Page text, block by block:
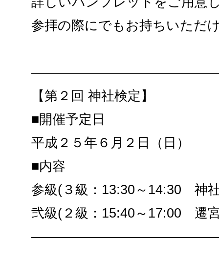
参拝の際にでもお持ちいただ
【第２回 神社検定】
■開催予定日
平成２５年６月２日（日）
■内容
参級(３級：13:30～14:30 神
弐級(２級：15:40～17:00 遷